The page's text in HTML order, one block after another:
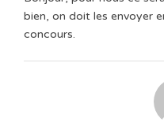
bien, on doit les envoyer
concours.